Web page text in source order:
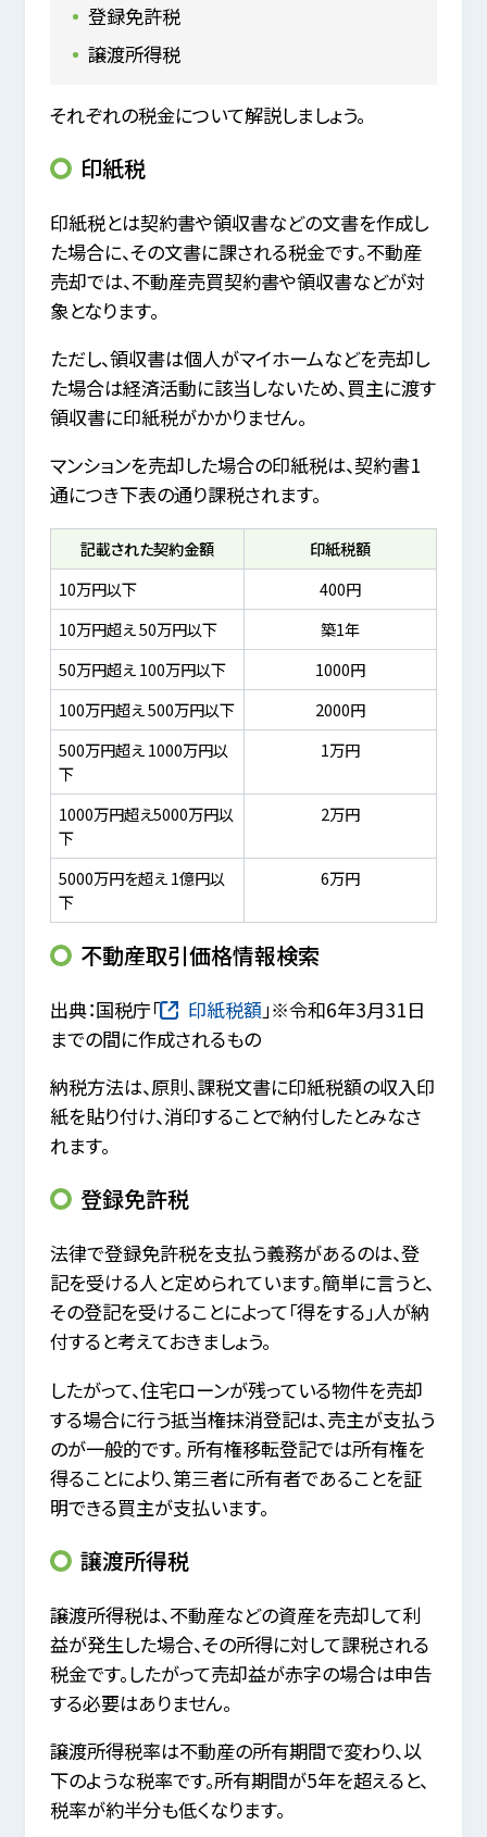
登録免許税
譲渡所得税
それぞれの税金について解説しましょう。
印紙税
印紙税とは契約書や領収書などの文書を作成し
た場合に、その文書に課される税金です。不動産
売却では、不動産売買契約書や領収書などが対
象となります。
ただし、領収書は個人がマイホームなどを売却し
た場合は経済活動に該当しないため、買主に渡す
領収書に印紙税がかかりません。
マンションを売却した場合の印紙税は、契約書1
通につき下表の通り課税されます。
記載された契約金額
印紙税額
10万円以下
400円
10万円超え 50万円以下
築1年
50万円超え 100万円以下
1000円
100万円超え 500万円以下
2000円
500万円超え 1000万円以
下
1万円
1000万円超え5000万円以
下
2万円
5000万円を超え 1億円以
下
6万円
不動産取引価格情報検索
出典：国税庁「 印紙税額」※令和6年3月31日
までの間に作成されるもの
納税方法は、原則、課税文書に印紙税額の収入印
紙を貼り付け、消印することで納付したとみなさ
れます。
登録免許税
法律で登録免許税を支払う義務があるのは、登
記を受ける人と定められています。簡単に言うと、
その登記を受けることによって「得をする」人が納
付すると考えておきましょう。
したがって、住宅ローンが残っている物件を売却
する場合に行う抵当権抹消登記は、売主が支払う
のが一般的です。 所有権移転登記では所有権を
得ることにより、第三者に所有者であることを証
明できる買主が支払います。
譲渡所得税
譲渡所得税は、不動産などの資産を売却して利
益が発生した場合、その所得に対して課税される
税金です。したがって売却益が赤字の場合は申告
する必要はありません。
譲渡所得税率は不動産の所有期間で変わり、以
下のような税率です。所有期間が5年を超えると、
税率が約半分も低くなります。